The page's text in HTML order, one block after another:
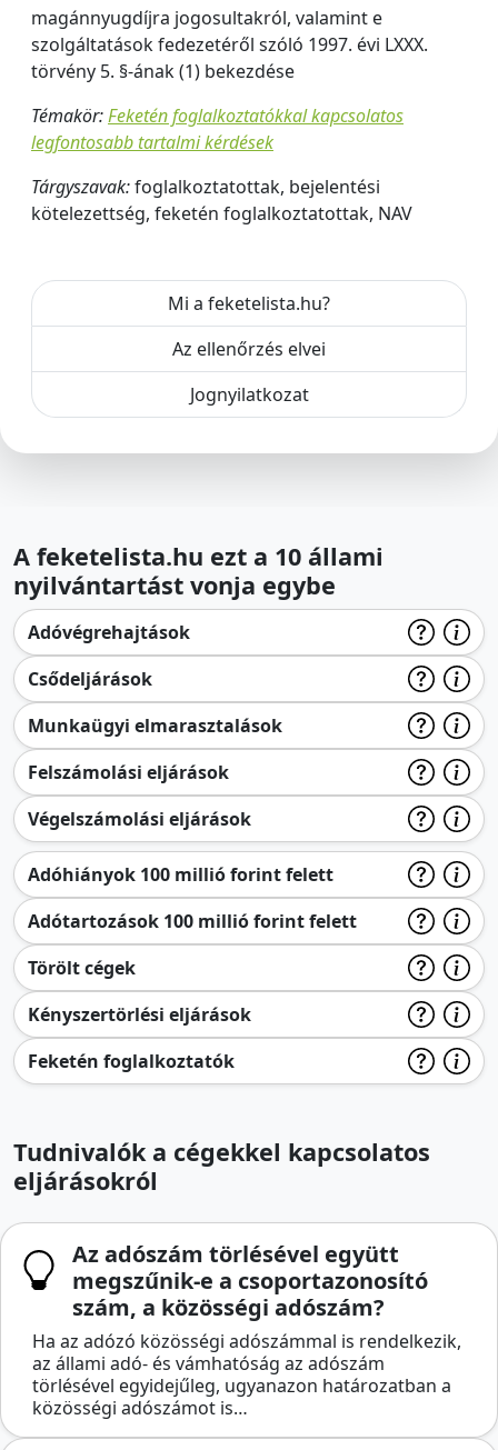
magánnyugdíjra jogosultakról, valamint e
szolgáltatások fedezetéről szóló 1997. évi LXXX.
törvény 5. §-ának (1) bekezdése
Témakör:Feketén foglalkoztatókkal kapcsolatos
legfontosabb tartalmi kérdések
Tárgyszavak:foglalkoztatottak, bejelentési
kötelezettség, feketén foglalkoztatottak, NAV
Mi a feketelista.hu?
Az ellenőrzés elvei
Jognyilatkozat
A feketelista.hu ezt a 10 állami
nyilvántartást vonja egybe
Adóvégrehajtások
Csődeljárások
Munkaügyi elmarasztalások
Felszámolási eljárások
Végelszámolási eljárások
Adóhiányok 100 millió forint felett
Adótartozások 100 millió forint felett
Törölt cégek
Kényszertörlési eljárások
Feketén foglalkoztatók
Tudnivalók a cégekkel kapcsolatos
eljárásokról
Az adószám törlésével együtt
megszűnik-e a csoportazonosító
szám, a közösségi adószám?
Ha az adózó közösségi adószámmal is rendelkezik,
az állami adó- és vámhatóság az adószám
törlésével egyidejűleg, ugyanazon határozatban a
közösségi adószámot is…